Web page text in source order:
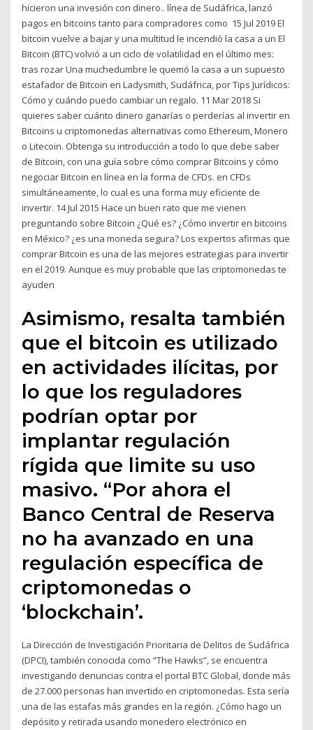
hicieron una invesión con dinero.. línea de Sudáfrica, lanzó
pagos en bitcoins tanto para compradores como 15 Jul 2019 El
bitcoin vuelve a bajar y una multitud le incendió la casa a un El
Bitcoin (BTC) volvió a un ciclo de volatilidad en el último mes:
tras rozar Una muchedumbre le quemó la casa a un supuesto
estafador de Bitcoin en Ladysmith, Sudáfrica, por Tips Jurídicos:
Cómo y cuándo puedo cambiar un regalo. 11 Mar 2018 Si
quieres saber cuánto dinero ganarías o perderías al invertir en
Bitcoins u criptomonedas alternativas como Ethereum, Monero
o Litecoin. Obtenga su introducción a todo lo que debe saber
de Bitcoin, con una guía sobre cómo comprar Bitcoins y cómo
negociar Bitcoin en línea en la forma de CFDs. en CFDs
simultáneamente, lo cual es una forma muy eficiente de
invertir. 14 Jul 2015 Hace un buen rato que me vienen
preguntando sobre Bitcoin ¿Qué es? ¿Cómo invertir en bitcoins
en México? ¿es una moneda segura? Los expertos afirmas que
comprar Bitcoin es una de las mejores estrategias para invertir
en el 2019. Aunque es muy probable que las criptomonedas te
ayuden
Asimismo, resalta también
que el bitcoin es utilizado
en actividades ilícitas, por
lo que los reguladores
podrían optar por
implantar regulación
rígida que limite su uso
masivo. “Por ahora el
Banco Central de Reserva
no ha avanzado en una
regulación específica de
criptomonedas o
‘blockchain’.
La Dirección de Investigación Prioritaria de Delitos de Sudáfrica
(DPCI), también conocida como “The Hawks”, se encuentra
investigando denuncias contra el portal BTC Global, donde más
de 27.000 personas han invertido en criptomonedas. Esta sería
una de las estafas más grandes en la región. ¿Cómo hago un
depósito y retirada usando monedero electrónico en